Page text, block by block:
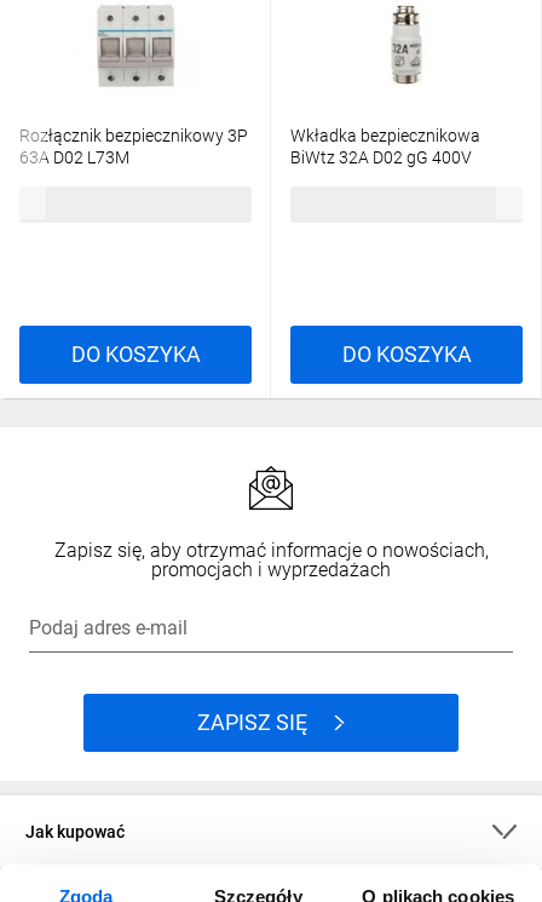
Zgoda Szczegóły O plikach cookies
Rozłącznik bezpiecznikowy 3P
63A D02 L73M
DO KOSZYKA
Wkładka bezpiecznikowa
BiWtz 32A D02 gG 400V
DO KOSZYKA
Zapisz się, aby otrzymać informacje o nowościach,
promocjach i wyprzedażach
Podaj adres e-mail
ZAPISZ SIĘ
Jak kupować